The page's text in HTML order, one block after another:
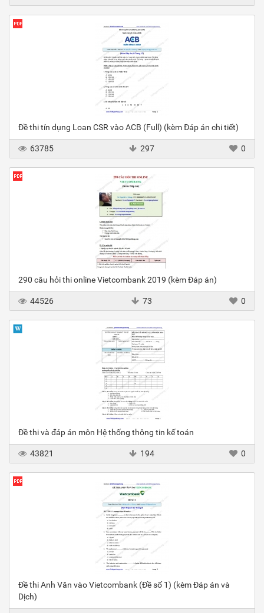
Đề thi tín dụng Loan CSR vào ACB (Full) (kèm Đáp án chi tiết)
63785 297 0
290 câu hỏi thi online Vietcombank 2019 (kèm Đáp án)
44526 73 0
Đề thi và đáp án môn Hệ thống thông tin kế toán
43821 194 0
Đề thi Anh Văn vào Vietcombank (Đề số 1) (kèm Đáp án và
Dịch)